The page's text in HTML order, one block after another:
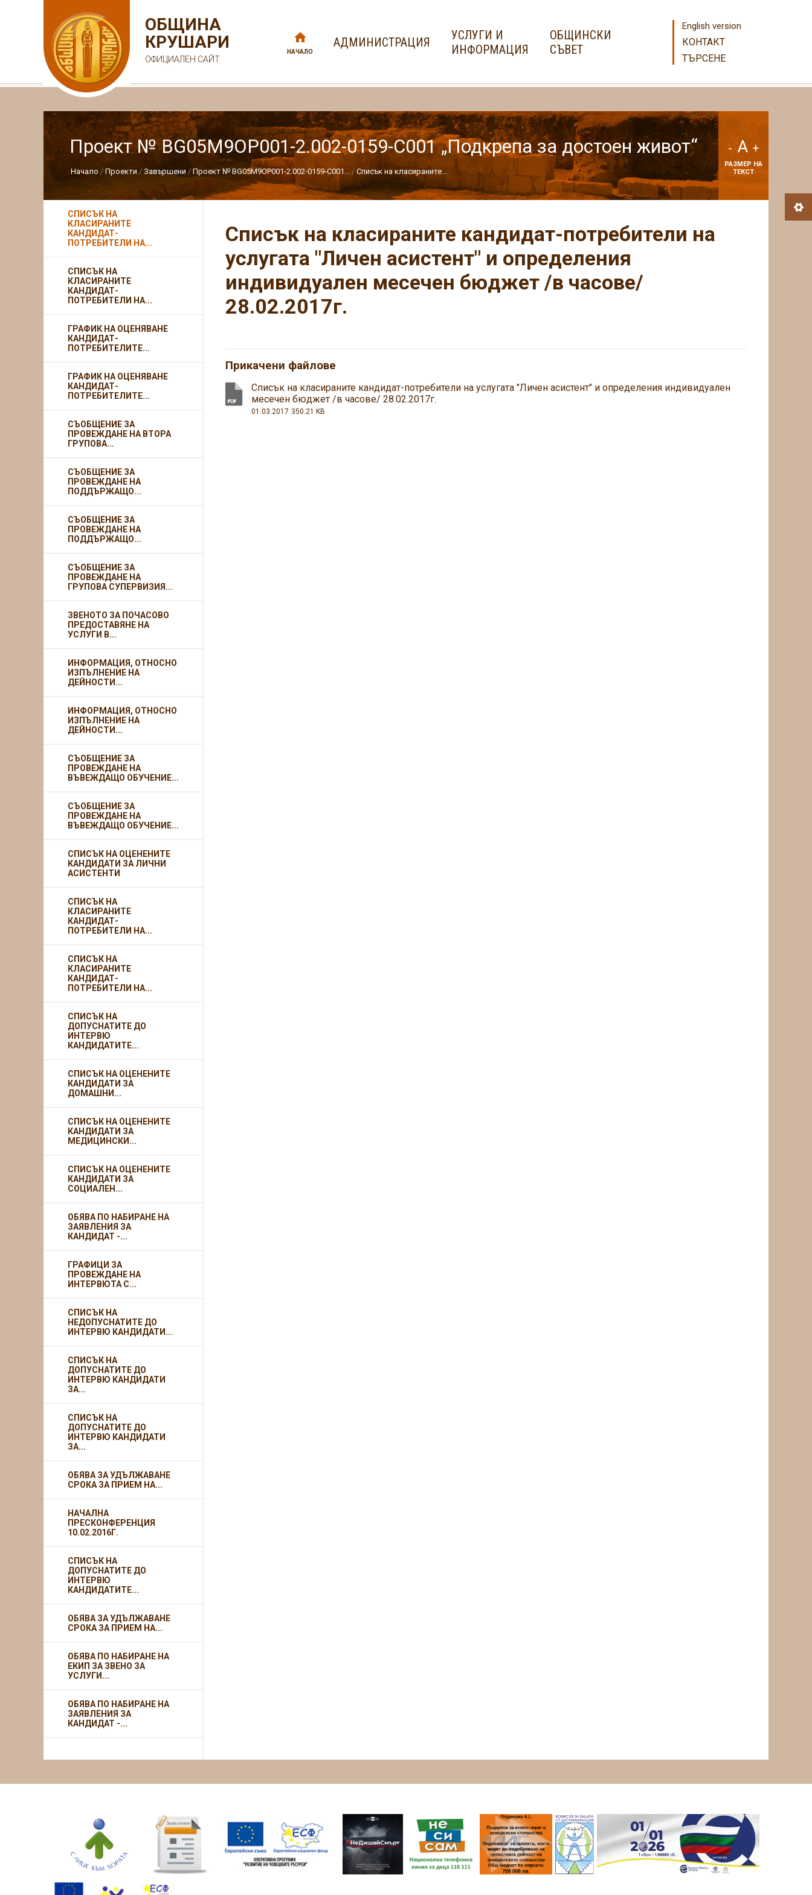
ОБЩИНА
КРУШАРИ
ОФИЦИАЛЕН САЙТ
НАЧАЛО
АДМИНИСТРАЦИЯ
УСЛУГИ И
ИНФОРМАЦИЯ
ОБЩИНСКИ
СЪВЕТ
English version
КОНТАКТ
ТЪРСЕНЕ
Проект № BG05M9OP001-2.002-0159-С001 „Подкрепа за достоен живот“
Начало Проекти Завършени Проект № BG05M9OP001-2.002-0159-С001... Списък на класираните...
- A +
РАЗМЕР НА
ТЕКСТ
Списък на класираните кандидат-потребители на
услугата "Личен асистент" и определения
индивидуален месечен бюджет /в часове/
28.02.2017г.
Прикачени файлове
Списък на класираните кандидат-потребители на услугата "Личен асистент" и определения индивидуален
месечен бюджет /в часове/ 28.02.2017г.
01.03.2017 350.21 KB
СПИСЪК НА
КЛАСИРАНИТЕ
КАНДИДАТ-
ПОТРЕБИТЕЛИ НА...
СПИСЪК НА
КЛАСИРАНИТЕ
КАНДИДАТ-
ПОТРЕБИТЕЛИ НА...
ГРАФИК НА ОЦЕНЯВАНЕ
КАНДИДАТ-
ПОТРЕБИТЕЛИТЕ...
ГРАФИК НА ОЦЕНЯВАНЕ
КАНДИДАТ-
ПОТРЕБИТЕЛИТЕ...
СЪОБЩЕНИЕ ЗА
ПРОВЕЖДАНЕ НА ВТОРА
ГРУПОВА...
СЪОБЩЕНИЕ ЗА
ПРОВЕЖДАНЕ НА
ПОДДЪРЖАЩО...
СЪОБЩЕНИЕ ЗА
ПРОВЕЖДАНЕ НА
ПОДДЪРЖАЩО...
СЪОБЩЕНИЕ ЗА
ПРОВЕЖДАНЕ НА
ГРУПОВА СУПЕРВИЗИЯ...
ЗВЕНОТО ЗА ПОЧАСОВО
ПРЕДОСТАВЯНЕ НА
УСЛУГИ В...
ИНФОРМАЦИЯ, ОТНОСНО
ИЗПЪЛНЕНИЕ НА
ДЕЙНОСТИ...
ИНФОРМАЦИЯ, ОТНОСНО
ИЗПЪЛНЕНИЕ НА
ДЕЙНОСТИ...
СЪОБЩЕНИЕ ЗА
ПРОВЕЖДАНЕ НА
ВЪВЕЖДАЩО ОБУЧЕНИЕ...
СЪОБЩЕНИЕ ЗА
ПРОВЕЖДАНЕ НА
ВЪВЕЖДАЩО ОБУЧЕНИЕ...
СПИСЪК НА ОЦЕНЕНИТЕ
КАНДИДАТИ ЗА ЛИЧНИ
АСИСТЕНТИ
СПИСЪК НА
КЛАСИРАНИТЕ
КАНДИДАТ-
ПОТРЕБИТЕЛИ НА...
СПИСЪК НА
КЛАСИРАНИТЕ
КАНДИДАТ-
ПОТРЕБИТЕЛИ НА...
СПИСЪК НА
ДОПУСНАТИТЕ ДО
ИНТЕРВЮ
КАНДИДАТИТЕ...
СПИСЪК НА ОЦЕНЕНИТЕ
КАНДИДАТИ ЗА
ДОМАШНИ...
СПИСЪК НА ОЦЕНЕНИТЕ
КАНДИДАТИ ЗА
МЕДИЦИНСКИ...
СПИСЪК НА ОЦЕНЕНИТЕ
КАНДИДАТИ ЗА
СОЦИАЛЕН...
ОБЯВА ПО НАБИРАНЕ НА
ЗАЯВЛЕНИЯ ЗА
КАНДИДАТ -...
ГРАФИЦИ ЗА
ПРОВЕЖДАНЕ НА
ИНТЕРВЮТА С...
СПИСЪК НА
НЕДОПУСНАТИТЕ ДО
ИНТЕРВЮ КАНДИДАТИ...
СПИСЪК НА
ДОПУСНАТИТЕ ДО
ИНТЕРВЮ КАНДИДАТИ
ЗА...
СПИСЪК НА
ДОПУСНАТИТЕ ДО
ИНТЕРВЮ КАНДИДАТИ
ЗА...
ОБЯВА ЗА УДЪЛЖАВАНЕ
СРОКА ЗА ПРИЕМ НА...
НАЧАЛНА
ПРЕСКОНФЕРЕНЦИЯ
10.02.2016Г.
СПИСЪК НА
ДОПУСНАТИТЕ ДО
ИНТЕРВЮ
КАНДИДАТИТЕ...
ОБЯВА ЗА УДЪЛЖАВАНЕ
СРОКА ЗА ПРИЕМ НА...
ОБЯВА ПО НАБИРАНЕ НА
ЕКИП ЗА ЗВЕНО ЗА
УСЛУГИ...
ОБЯВА ПО НАБИРАНЕ НА
ЗАЯВЛЕНИЯ ЗА
КАНДИДАТ -...